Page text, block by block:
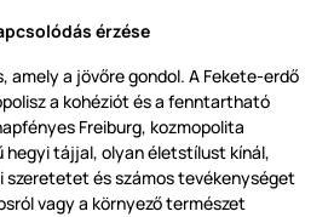
érzése
amely a jövőre gondol. A Fekete-erdő
a kohéziót és a fenntartható
Freiburg, kozmopolita
hegyi tájjal, olyan életstílust kínál,
szeretetet és számos tevékenységet
vagy a környező természet